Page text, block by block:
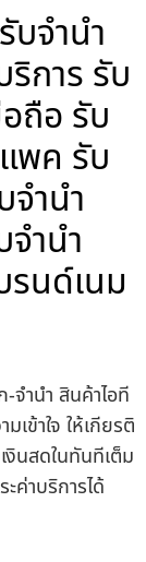
จำนำ
การ รับ
ถือ รับ
พค รับ
ำนำ
ำนำ
รนด์เนม
จำนำ สินค้าไอที
เข้าใจ ให้เกียรติ
งินสดในทันทีเต็ม
ค่าบริการได้